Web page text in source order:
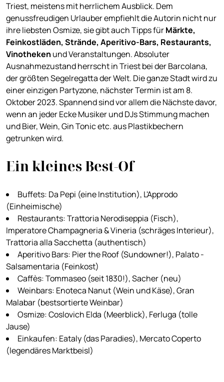
Triest, meistens mit herrlichem Ausblick. Dem
genussfreudigen Urlauber empfiehlt die Autorin nicht nur
ihre liebsten Osmize, sie gibt auch Tipps fürMärkte,
Feinkostläden, Strände, Aperitivo-Bars, Restaurants,
Vinotheken und Veranstaltungen. Absoluter
Ausnahmezustand herrscht in Triest bei der Barcolana,
der größten Segelregatta der Welt. Die ganze Stadt wird zu
einer einzigen Partyzone, nächster Termin ist am 8.
Oktober 2023. Spannend sind vor allem die Nächste davor,
wenn an jeder Ecke Musiker und DJs Stimmung machen
und Bier, Wein, Gin Tonic etc. aus Plastikbechern
getrunken wird.
Ein kleines Best-Of
Buffets: Da Pepi (eine Institution), L'Approdo
(Einheimische)
Restaurants: Trattoria Nerodiseppia (Fisch),
Imperatore Champagneria & Vineria (schräges Interieur),
Trattoria alla Sacchetta (authentisch)
Aperitivo Bars: Pier the Roof (Sundowner!), Palato -
Salsamentaria (Feinkost)
Caffès: Tommaseo (seit 1830!), Sacher (neu)
Weinbars: Enoteca Nanut (Wein und Käse), Gran
Malabar (bestsortierte Weinbar)
Osmize: Coslovich Elda (Meerblick), Ferluga (tolle
Jause)
Einkaufen: Eataly (das Paradies), Mercato Coperto
(legendäres Marktbeisl)